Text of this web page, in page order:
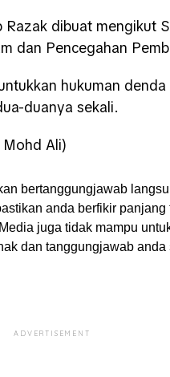
dibuat mengikut
dan Pencegahan
hukuman
duanya sekali.
Ali)
bertanggungjawab
anda berfikir
juga tidak mampu
dan tanggungjawab anda
ADVERTISEMENT